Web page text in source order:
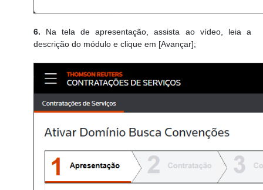
6. Na tela de apresentação, assista ao vídeo, leia a
descrição do módulo e clique em [Avançar];